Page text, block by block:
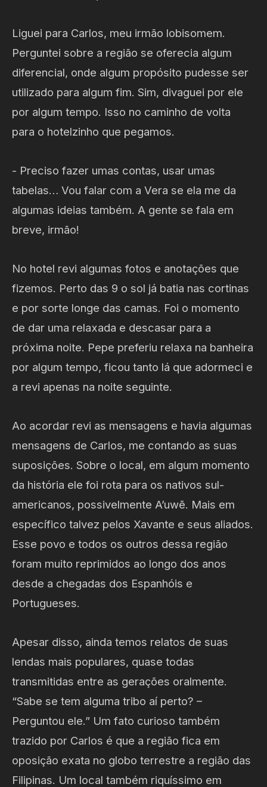
Liguei para Carlos, meu irmão lobisomem.
Perguntei sobre a região se oferecia algum
diferencial, onde algum propósito pudesse ser
utilizado para algum fim. Sim, divaguei por ele
por algum tempo. Isso no caminho de volta
para o hotelzinho que pegamos.
- Preciso fazer umas contas, usar umas
tabelas… Vou falar com a Vera se ela me da
algumas ideias também. A gente se fala em
breve, irmão!
No hotel revi algumas fotos e anotações que
fizemos. Perto das 9 o sol já batia nas cortinas
e por sorte longe das camas. Foi o momento
de dar uma relaxada e descasar para a
próxima noite. Pepe preferiu relaxa na banheira
por algum tempo, ficou tanto lá que adormeci e
a revi apenas na noite seguinte.
Ao acordar revi as mensagens e havia algumas
mensagens de Carlos, me contando as suas
suposições. Sobre o local, em algum momento
da história ele foi rota para os nativos sul-
americanos, possivelmente A’uwē. Mais em
específico talvez pelos Xavante e seus aliados.
Esse povo e todos os outros dessa região
foram muito reprimidos ao longo dos anos
desde a chegadas dos Espanhóis e
Portugueses.
Apesar disso, ainda temos relatos de suas
lendas mais populares, quase todas
transmitidas entre as gerações oralmente.
“Sabe se tem alguma tribo aí perto? –
Perguntou ele.” Um fato curioso também
trazido por Carlos é que a região fica em
oposição exata no globo terrestre a região das
Filipinas. Um local também riquíssimo em